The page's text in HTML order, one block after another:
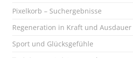
Pixelkorb – Suchergebnisse
Regeneration in Kraft und Ausdauer
Sport und Glücksgefühle